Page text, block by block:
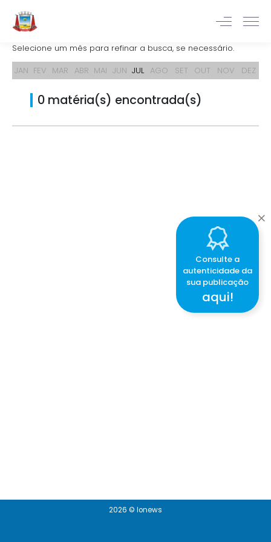
Selecione um mês para refinar a busca, se necessário.
JAN FEV MAR ABR MAI JUN JUL AGO SET OUT NOV DEZ
0 matéria(s) encontrada(s)
2026 © Ionews
Consulte a
autenticidade da
sua publicação
aqui!